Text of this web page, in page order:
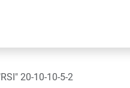
20-10-10-5-2